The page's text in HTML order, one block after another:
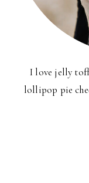
I love jelly
lollipop pie